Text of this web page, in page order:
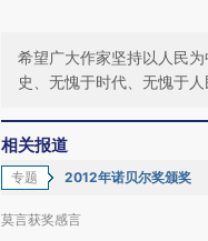
希望广大作家坚持以人民
史、无愧于时代、无愧于
相关报道
专题 2012年诺贝尔奖颁奖
莫言获奖感言